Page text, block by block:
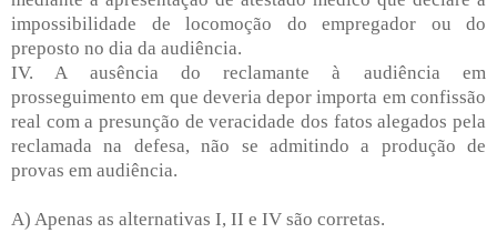
impossibilidade de locomoção do empregador ou do
preposto no dia da audiência.
IV. A ausência do reclamante à audiência em
prosseguimento em que deveria depor importa em confissão
real com a presunção de veracidade dos fatos alegados pela
reclamada na defesa, não se admitindo a produção de
provas em audiência.
A) Apenas as alternativas I, II e IV são corretas.